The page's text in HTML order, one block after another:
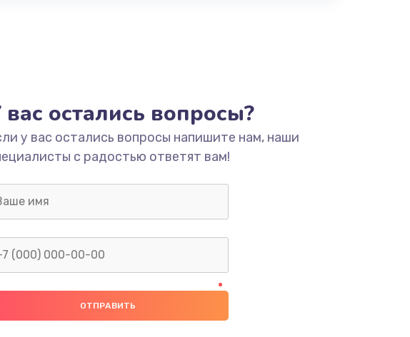
вас остались вопросы?
у вас остались вопросы напишите нам, наши
с радостью ответят вам!